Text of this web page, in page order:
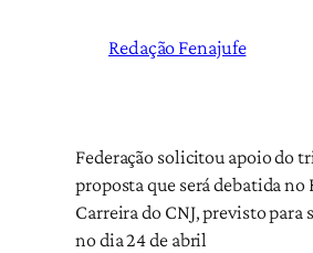
Redação Fenajufe
Federação solicitou apoio do
proposta que será debatida no
Carreira do CNJ, previsto para
no dia 24 de abril